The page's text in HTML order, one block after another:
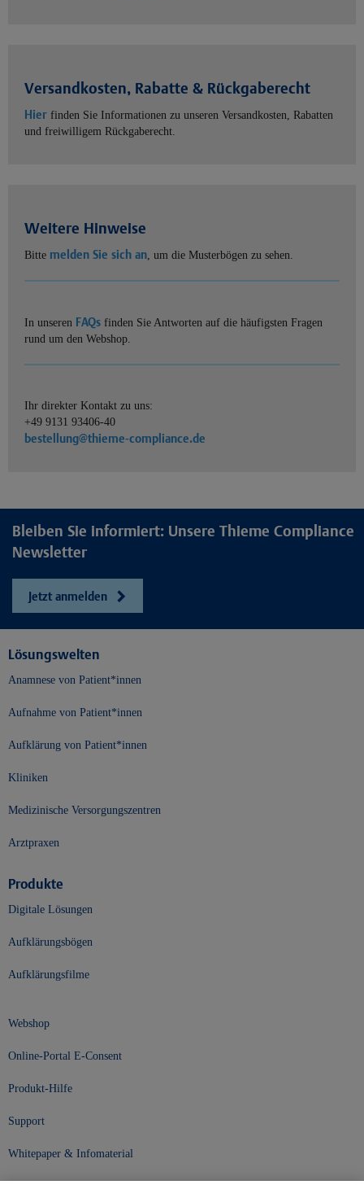
Versandkosten, Rabatte & Rückgaberecht
Hier finden Sie Informationen zu unseren Versandkosten, Rabatten
und freiwilligem Rückgaberecht.
Weitere Hinweise
Bitte melden Sie sich an, um die Musterbögen zu sehen.
In unseren FAQs finden Sie Antworten auf die häufigsten Fragen
rund um den Webshop.
Ihr direkter Kontakt zu uns:
+49 9131 93406-40
bestellung@thieme-compliance.de
Bleiben Sie informiert: Unsere Thieme Compliance
Newsletter
Jetzt anmelden
Lösungswelten
Anamnese von Patient*innen
Aufnahme von Patient*innen
Aufklärung von Patient*innen
Kliniken
Medizinische Versorgungszentren
Arztpraxen
Produkte
Digitale Lösungen
Aufklärungsbögen
Aufklärungsfilme
Webshop
Online-Portal E-Consent
Produkt-Hilfe
Support
Whitepaper & Infomaterial